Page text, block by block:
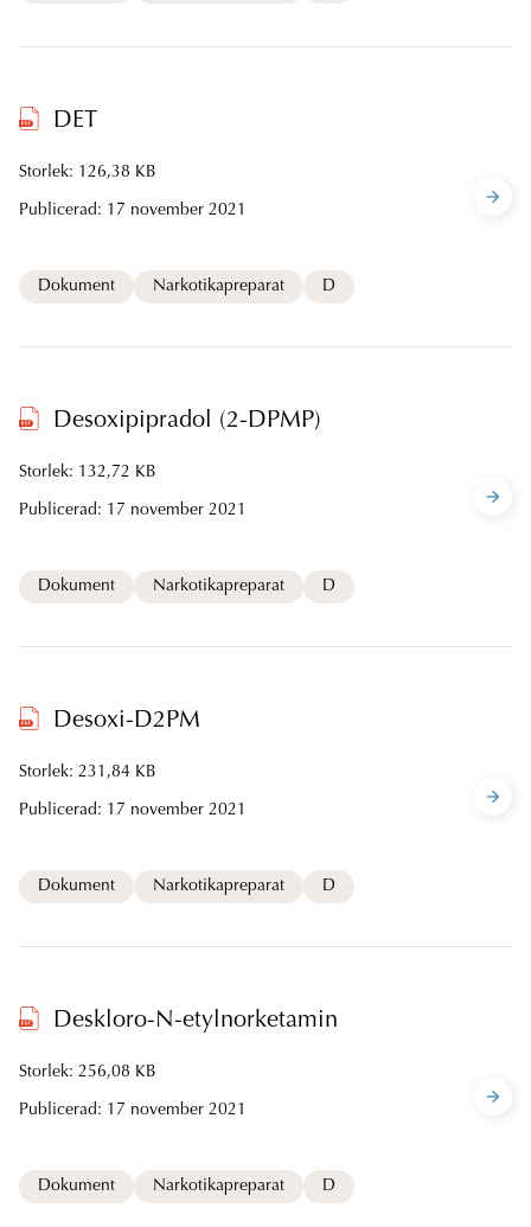
DET
Storlek: 126,38 KB
Publicerad: 17 november 2021
Dokument Narkotikapreparat D
Desoxipipradol (2-DPMP)
Storlek: 132,72 KB
Publicerad: 17 november 2021
Dokument Narkotikapreparat D
Desoxi-D2PM
Storlek: 231,84 KB
Publicerad: 17 november 2021
Dokument Narkotikapreparat D
Deskloro-N-etylnorketamin
Storlek: 256,08 KB
Publicerad: 17 november 2021
Dokument Narkotikapreparat D